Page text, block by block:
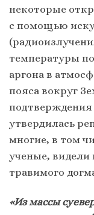
некоторые
с помощью
температуры
аргона в
пояса вокруг
подтверждения
утвердилась
многие, в том
ученые,
травимого
«Из массы